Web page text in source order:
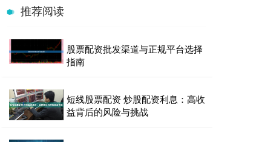
推荐阅读
股票配资批发渠道与正规平台选择
指南
短线股票配资 炒股配资利息：高收
益背后的风险与挑战